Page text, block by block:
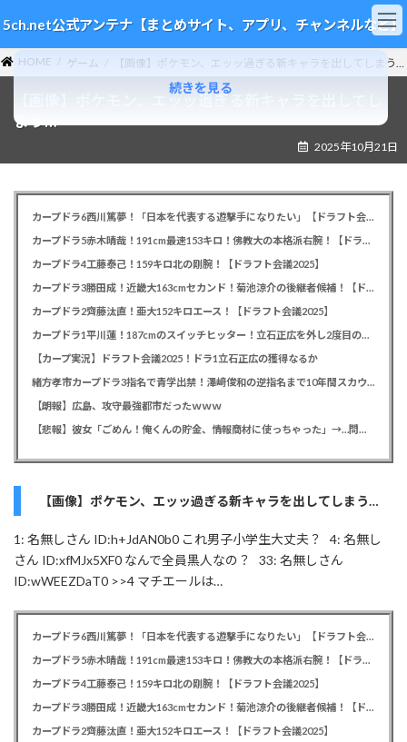
ン
テ
ン
ツ
ビ
ゲ
ー
シ
5ch.net公式アンテナ【まとめサイト、アプリ、チャンネルなど】
HOME ゲーム 【画像】ポケモン、エッッ過ぎる新キャラを出してしまう…
【画像】ポケモン、エッッ過ぎる新キャラを出してし
まう…
2025年10月21日
カープドラ6西川篤夢！「日本を代表する遊撃手になりたい」【ドラフト会議2025】
カープドラ5赤木晴哉！191cm最速153キロ！佛教大の本格派右腕！【ドラフト会議2025】
カープドラ4工藤泰己！159キロ北の剛腕！【ドラフト会議2025】
カープドラ3勝田成！近畿大163cmセカンド！菊池涼介の後継者候補！【ドラフト会議2025】
カープドラ2齊藤汰直！亜大152キロエース！【ドラフト会議2025】
カープドラ1平川蓮！187cmのスイッチヒッター！立石正広を外し2度目の重複も新井監督がクジを引き当てる！【ドラフト会議2025】
【カープ実況】ドラフト会議2025！ドラ1立石正広の獲得なるか
緒方孝市カープドラ3指名で青学出禁！澤﨑俊和の逆指名まで10年間スカウト出禁
【朗報】広島、攻守最強都市だったｗｗｗ
【悲報】彼女「ごめん！俺くんの貯金、情報商材に使っちゃった」→…問い詰めたらギャン泣きされたんだが俺が悪いのか？
【画像】ポケモン、エッッ過ぎる新キャラを出してしまう…
1: 名無しさん ID:h+JdAN0b0 これ男子小学生大丈夫？ 4: 名無し
さん ID:xfMJx5XF0 なんで全員黒人なの？ 33: 名無しさん
ID:wWEEZDaT0 >>4 マチエールは…
続きを見る
カープドラ6西川篤夢！「日本を代表する遊撃手になりたい」【ドラフト会議2025】
カープドラ5赤木晴哉！191cm最速153キロ！佛教大の本格派右腕！【ドラフト会議2025】
カープドラ4工藤泰己！159キロ北の剛腕！【ドラフト会議2025】
カープドラ3勝田成！近畿大163cmセカンド！菊池涼介の後継者候補！【ドラフト会議2025】
カープドラ2齊藤汰直！亜大152キロエース！【ドラフト会議2025】